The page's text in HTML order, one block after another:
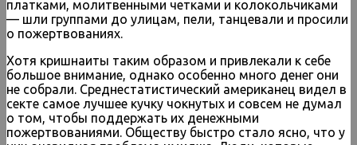
платками, молитвенными четками и колокольчиками
— шли группами до улицам, пели, танцевали и просили
о пожертвованиях.
Хотя кришнаиты таким образом и привлекали к себе
большое внимание, однако особенно много денег они
не собрали. Среднестатистический американец видел в
секте самое лучшее кучку чокнутых и совсем не думал
о том, чтобы поддержать их денежными
пожертвованиями. Обществу быстро стало ясно, что у